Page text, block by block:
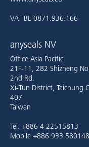
VAT BE 0871.936.166
anyseals NV
Office Asia Pacific
21F-11, 282 Shizheng
2nd Rd.
Xi-Tun District, Taichung
407
Taiwan
Tel. +886 4 22515813
Mobile +886 933 580148